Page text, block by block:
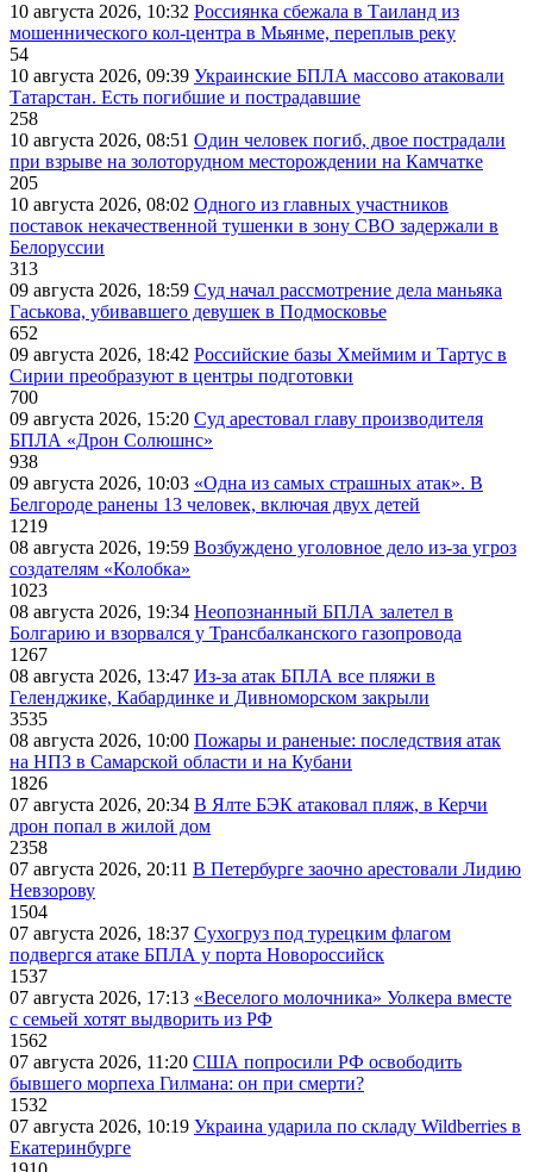
10 августа 2026, 10:32 Россиянка сбежала в Таиланд из
мошеннического кол-центра в Мьянме, переплыв реку
54
10 августа 2026, 09:39 Украинские БПЛА массово атаковали
Татарстан. Есть погибшие и пострадавшие
258
10 августа 2026, 08:51 Один человек погиб, двое пострадали
при взрыве на золоторудном месторождении на Камчатке
205
10 августа 2026, 08:02 Одного из главных участников
поставок некачественной тушенки в зону СВО задержали в
Белоруссии
313
09 августа 2026, 18:59 Суд начал рассмотрение дела маньяка
Гаськова, убивавшего девушек в Подмосковье
652
09 августа 2026, 18:42 Российские базы Хмеймим и Тартус в
Сирии преобразуют в центры подготовки
700
09 августа 2026, 15:20 Суд арестовал главу производителя
БПЛА «Дрон Солюшнс»
938
09 августа 2026, 10:03 «Одна из самых страшных атак». В
Белгороде ранены 13 человек, включая двух детей
1219
08 августа 2026, 19:59 Возбуждено уголовное дело из-за угроз
создателям «Колобка»
1023
08 августа 2026, 19:34 Неопознанный БПЛА залетел в
Болгарию и взорвался у Трансбалканского газопровода
1267
08 августа 2026, 13:47 Из-за атак БПЛА все пляжи в
Геленджике, Кабардинке и Дивноморском закрыли
3535
08 августа 2026, 10:00 Пожары и раненые: последствия атак
на НПЗ в Самарской области и на Кубани
1826
07 августа 2026, 20:34 В Ялте БЭК атаковал пляж, в Керчи
дрон попал в жилой дом
2358
07 августа 2026, 20:11 В Петербурге заочно арестовали Лидию
Невзорову
1504
07 августа 2026, 18:37 Сухогруз под турецким флагом
подвергся атаке БПЛА у порта Новороссийск
1537
07 августа 2026, 17:13 «Веселого молочника» Уолкера вместе
с семьей хотят выдворить из РФ
1562
07 августа 2026, 11:20 США попросили РФ освободить
бывшего морпеха Гилмана: он при смерти?
1532
07 августа 2026, 10:19 Украина ударила по складу Wildberries в
Екатеринбурге